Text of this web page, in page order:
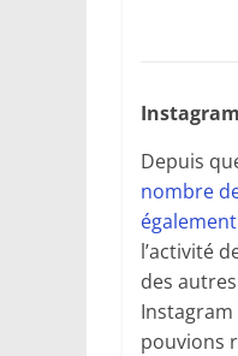
Depuis
nombre
l’activité
des
Instagram
pouvions